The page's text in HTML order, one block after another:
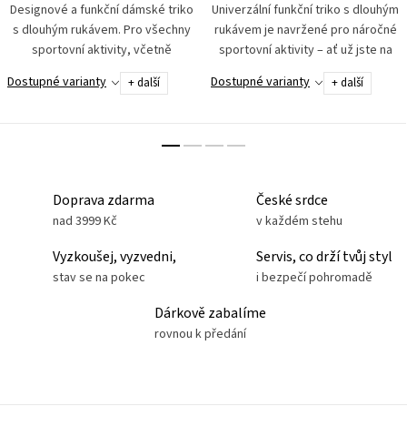
Designové a funkční dámské triko
s dlouhým rukávem. Pro všechny
sportovní aktivity, včetně
motosportu. Dotykově velmi
příjemný materiál. Podporuje
Dostupné varianty + další
Univerzální funkční triko s dlouhým
rukávem je navržené pro náročné
sportovní aktivity – ať už jste na
motorce, na tréninku nebo na
výšlapu. Vyrobeno z dotykově
Dostupné varianty + další
Doprava zdarma
nad 3999 Kč
České srdce
v každém stehu
Vyzkoušej, vyzvedni,
stav se na pokec
Servis, co drží tvůj styl
i bezpečí pohromadě
Dárkově zabalíme
rovnou k předání